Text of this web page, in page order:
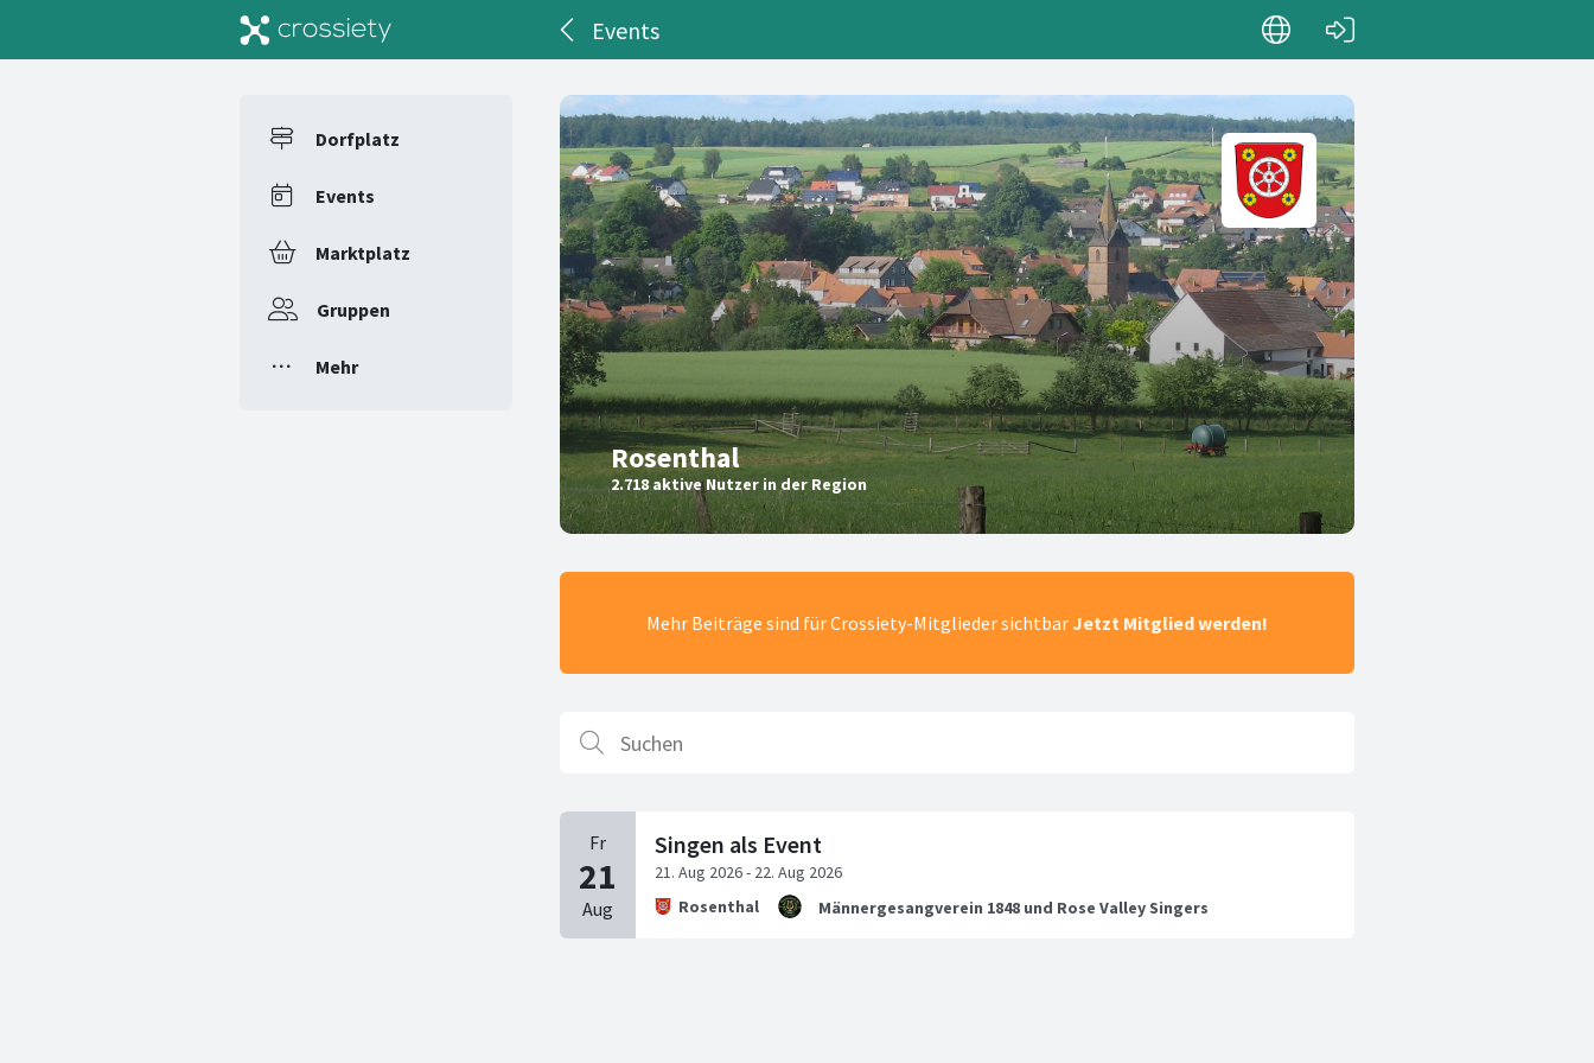
Events
Dorfplatz
Events
Marktplatz
Gruppen
Mehr
Rosenthal
2.718 aktive Nutzer in der Region
Mehr Beiträge sind für Crossiety-Mitglieder sichtbar Jetzt Mitglied werden!
Singen als Event
Rosenthal Männergesangverein 1848 und Rose Valley Singers